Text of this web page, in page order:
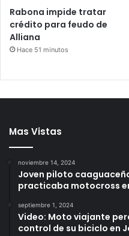
Rabona impide tratar
crédito para feudo de
Alliana
Hace 51 minutos
Mas Vistas
noviembre 14, 2024
Joven piloto
practicaba motocross
septiembre 1, 2024
Video: Moto viajante
control de su biciclo en